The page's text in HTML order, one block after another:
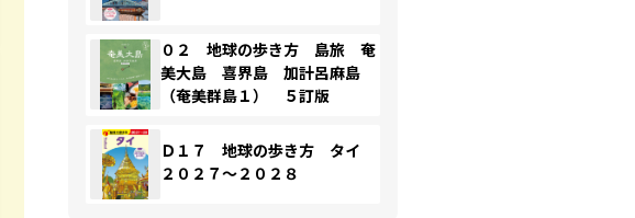
０２ 地球の歩き方 島旅 奄
美大島 喜界島 加計呂麻島
（奄美群島１） ５訂版
Ｄ１７ 地球の歩き方 タイ
２０２７～２０２８